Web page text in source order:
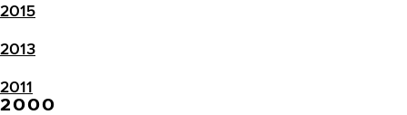
2015
2013
2011
2000